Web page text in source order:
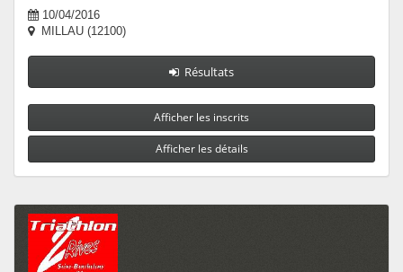
10/04/2016
MILLAU (12100)
Résultats
Afficher les inscrits
Afficher les détails